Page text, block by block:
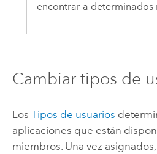
encontrar a determinados
Cambiar tipos de
Los Tipos de usuarios
aplicaciones que están
miembros. Una vez